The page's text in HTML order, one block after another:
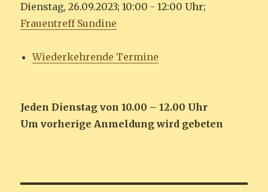
Dienstag, 26.09.2023; 10:00 - 12:00 Uhr;
Frauentreff Sundine
Wiederkehrende Termine
Jeden Dienstag von 10.00 – 12.00 Uhr
Um vorherige Anmeldung wird gebeten